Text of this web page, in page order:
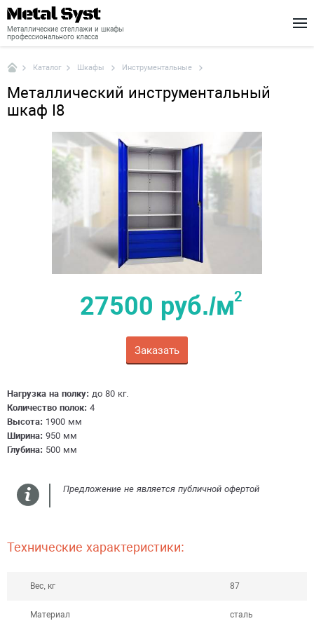
Металлические стеллажи и шкафы
профессионального класса
Каталог
Шкафы
Доставка
+7 (495) 646-04-78
Получить консультацию
Каталог Шкафы Инструментальные
Металлический инструментальный
шкаф I8
27500 руб./м2
Заказать
Нагрузка на полку: до 80 кг.
Количество полок: 4
Высота: 1900 мм
Ширина: 950 мм
Глубина: 500 мм
Предложение не является публичной офертой
Технические характеристики:
Вес, кг 87
Материал сталь